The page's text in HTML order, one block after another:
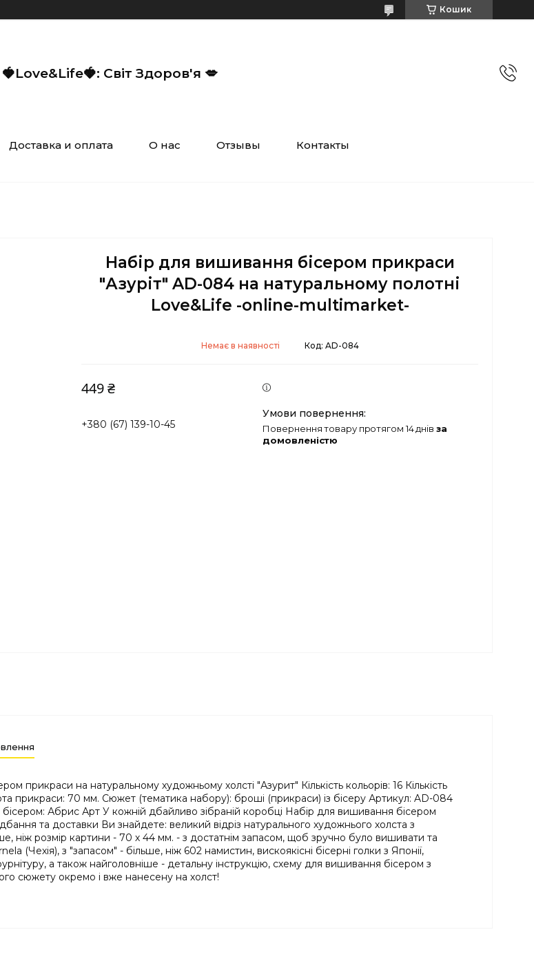
Кошик
🍓Love&Life🍓: Світ Здоров'я 💋
Доставка и оплата О нас Отзывы Контакты
Набір для вишивання бісером прикраси
"Азуріт" AD-084 на натуральному полотні
Love&Life -online-multimarket-
Немає в наявності Код: AD-084
449 ₴
+380 (67) 139-10-45 повернення товару протягом 14 днів за
домовленістю
на натуральному художньому холсті "Азурит" Кількість кольорів: 16 Кількість
прикраси: 70 мм. Сюжет (тематика набору): броші (прикраси) із бісеру Артикул: AD-084
Абрис Арт У кожній дбайливо зібраній коробці Набір для вишивання бісером
та доставки Ви знайдете: великий відріз натурального художнього холста з
розмір картини - 70 х 44 мм. - з достатнім запасом, щоб зручно було вишивати та
(Чехія), з "запасом" - більше, ніж 602 намистин, вискоякісні бісерні голки з Японії,
а також найголовніше - детальну інструкцію, схему для вишивання бісером з
сюжету окремо і вже нанесену на холст!